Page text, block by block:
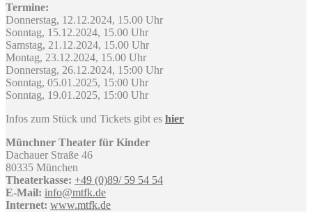
Termine:
Donnerstag, 12.12.2024, 15.00 Uhr
Sonntag, 15.12.2024, 15.00 Uhr
Samstag, 21.12.2024, 15.00 Uhr
Montag, 23.12.2024, 15.00 Uhr
Donnerstag, 26.12.2024, 15:00 Uhr
Sonntag, 05.01.2025, 15:00 Uhr
Sonntag, 19.01.2025, 15:00 Uhr
Infos zum Stück und Tickets gibt es hier
Münchner Theater für Kinder
Dachauer Straße 46
80335 München
Theaterkasse: +49 (0)89/ 59 54 54
E-Mail: info@mtfk.de
Internet: www.mtfk.de